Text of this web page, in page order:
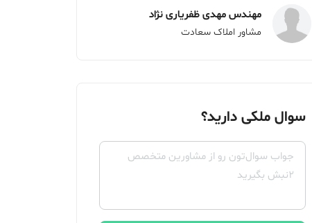
مهندس مهدی ظفریاری نژاد
مشاور املاک سعادت
سوال ملکی دارید؟